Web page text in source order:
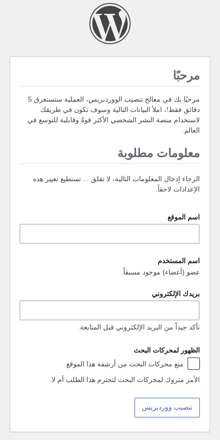
مرحبًا
مرحبًا بك في معالج تنصيب الووردبريس، العملية ستستغرق 5
دقائق فقط!، املأ البيانات التالية وسوف تكون في طريقك
لاستخدام منصة النشر الشخصي الأكثر قوةً وقابلية للتوسع في
العالم.
معلومات مطلوبة
الرجاء إدخال المعلومات التالية، لا تقلق ... تستطيع تغيير هذه
الإعدادات لاحقاً.
اسم الموقع
اسم المستخدم
عضو (أعضاء) موجود مسبقاً.
بريدك الإلكتروني
تأكد جيداً من البريد الإلكتروني قبل المتابعة.
الظهور لمحركات البحث
الظهور
لمحركات
البحث
الأمر متروك لمحركات البحث لتحترم هذا الطلب أم لا.